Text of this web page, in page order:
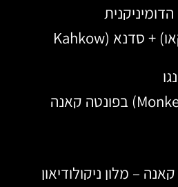
מוזיאון השוקולד (הקקאו) + סדנא (Kahkow
– מלון ניקולודיאון